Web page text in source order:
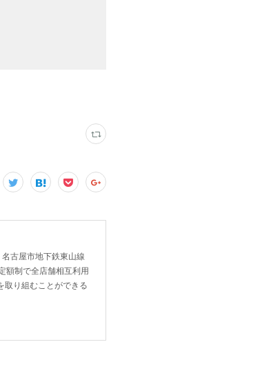
古屋市地下鉄東山線
額制で全店舗相互利用
取り組むことができる